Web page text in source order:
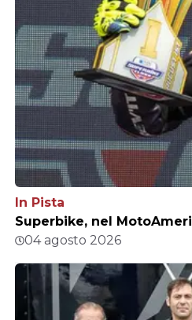
In Pista
Superbike, nel
04 agosto 2026